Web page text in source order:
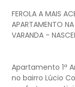
FEROLA A MAIS
APARTAMENTO
VARANDA -
Apartamento 1ª
no bairro Lúcio